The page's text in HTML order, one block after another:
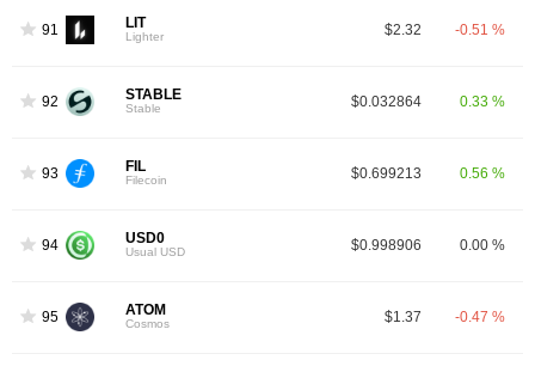
91 LIT
Lighter $2.32 -0.51 %
92 STABLE
Stable $0.032864 0.33 %
93 FIL
Filecoin $0.699213 0.56 %
94 USD0
Usual USD $0.998906 0.00 %
95 ATOM
Cosmos $1.37 -0.47 %